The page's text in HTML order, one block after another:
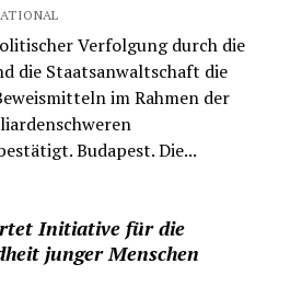
Verfolgung durch die
die Staatsanwaltschaft die
im Rahmen der
Budapest. Die...
Initiative für die
junger Menschen